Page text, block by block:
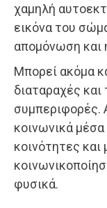
χαμηλή
εικόνα του
απομόνωση και
Μπορεί ακόμα
διαταραχές
συμπεριφορές.
κοινωνικά
κοινότητες
φυσικά.